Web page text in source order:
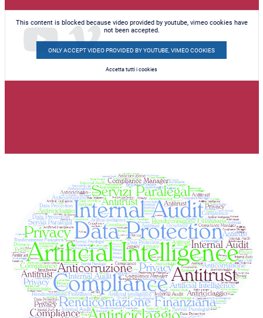
This content is blocked because video provided by youtube, vimeo cookies have
not been accepted.
ONLY ACCEPT VIDEO PROVIDED BY YOUTUBE, VIMEO COOKIES
Accetta tutti i cookies